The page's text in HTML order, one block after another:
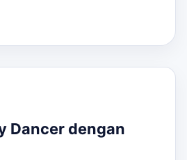
dengan target promosi.
fokus dari kebutuhan utama.
desain dan ukuran yang
Dancer dengan